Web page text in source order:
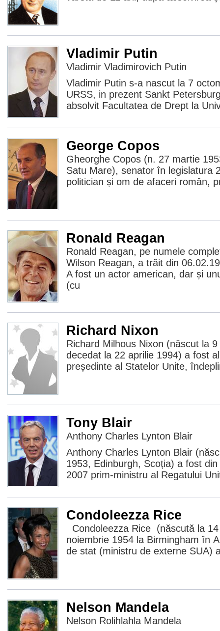
Vladimir Putin
Vladimir Vladimirovich Putin
Vladimir Putin s-a nascut la 7
URSS, in prezent Sankt
absolvit Facultatea de Drept la
George Copos
Gheorghe Copos (n. 27 martie
Satu Mare), senator în legislatura
politician și om de afaceri român,
Ronald Reagan
Ronald Reagan, pe numele
Wilson Reagan, a trăit din
A fost un actor american, dar și
(cu
Richard Nixon
Richard Milhous Nixon (născut la
decedat la 22 aprilie 1994) a fost
președinte al Statelor Unite,
Tony Blair
Anthony Charles Lynton Blair
Anthony Charles Lynton Blair
1953, Edinburgh, Scoția) a fost
2007 prim-ministru al Regatului
Condoleezza Rice
Condoleezza Rice (născută la 14
noiembrie 1954 la Birmingham în
de stat (ministru de externe SUA)
Nelson Mandela
Nelson Rolihlahla Mandela